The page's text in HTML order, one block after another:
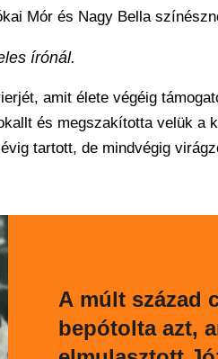
Mór és Nagy Bella
írónál.
amit élete végéig
és megszakította velük a
tartott, de mindvégig
A múlt század
bepótolta azt,